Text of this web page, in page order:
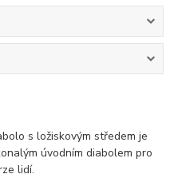
s ložiskovým středem je
úvodním diabolem pro
lidí.